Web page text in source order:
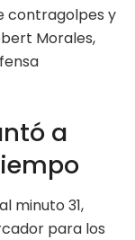
contragolpes y
Morales,
a
minuto 31,
para los